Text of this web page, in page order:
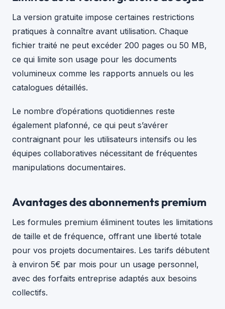
La version gratuite impose certaines restrictions
pratiques à connaître avant utilisation. Chaque
fichier traité ne peut excéder 200 pages ou 50 MB,
ce qui limite son usage pour les documents
volumineux comme les rapports annuels ou les
catalogues détaillés.
Le nombre d’opérations quotidiennes reste
également plafonné, ce qui peut s’avérer
contraignant pour les utilisateurs intensifs ou les
équipes collaboratives nécessitant de fréquentes
manipulations documentaires.
Avantages des abonnements premium
Les formules premium éliminent toutes les limitations
de taille et de fréquence, offrant une liberté totale
pour vos projets documentaires. Les tarifs débutent
à environ 5€ par mois pour un usage personnel,
avec des forfaits entreprise adaptés aux besoins
collectifs.